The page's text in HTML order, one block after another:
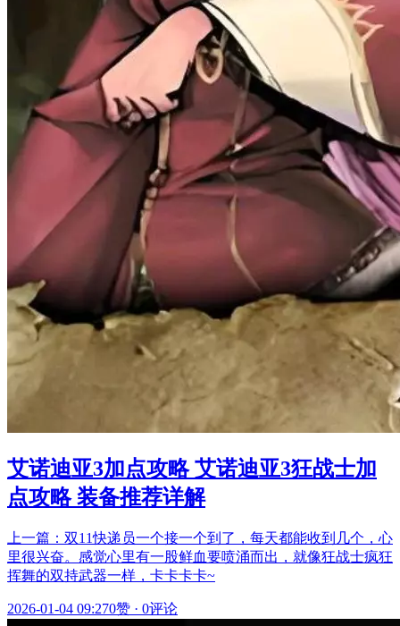
艾诺迪亚3加点攻略 艾诺迪亚3狂战士加
点攻略 装备推荐详解
上一篇：双11快递员一个接一个到了，每天都能收到几个，心
里很兴奋。感觉心里有一股鲜血要喷涌而出，就像狂战士疯狂
挥舞的双持武器一样，卡卡卡卡~
2026-01-04 09:270赞 · 0评论